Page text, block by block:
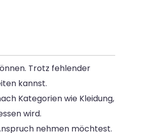
Trotz fehlender
kannst.
Kategorien wie Kleidung,
wird.
nehmen möchtest.